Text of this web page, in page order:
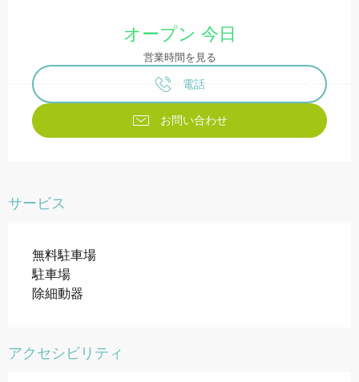
オープン 今日
営業時間を見る
電話
お問い合わせ
サービス
無料駐車場
駐車場
除細動器
アクセシビリティ